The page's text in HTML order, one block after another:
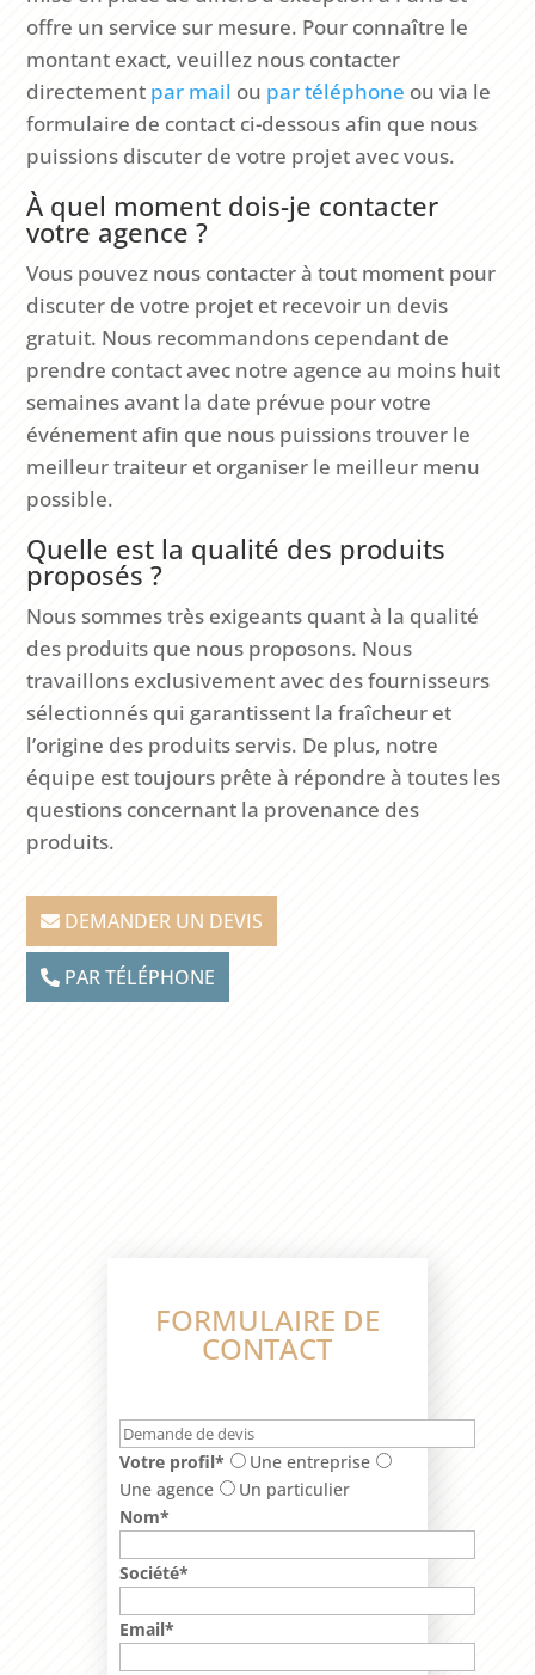
offre un service sur mesure. Pour connaître le
montant exact, veuillez nous contacter
directement par mail ou par téléphone ou via le
formulaire de contact ci-dessous afin que nous
puissions discuter de votre projet avec vous.
À quel moment dois-je contacter
votre agence ?
Vous pouvez nous contacter à tout moment pour
discuter de votre projet et recevoir un devis
gratuit. Nous recommandons cependant de
prendre contact avec notre agence au moins huit
semaines avant la date prévue pour votre
événement afin que nous puissions trouver le
meilleur traiteur et organiser le meilleur menu
possible.
Quelle est la qualité des produits
proposés ?
Nous sommes très exigeants quant à la qualité
des produits que nous proposons. Nous
travaillons exclusivement avec des fournisseurs
sélectionnés qui garantissent la fraîcheur et
l’origine des produits servis. De plus, notre
équipe est toujours prête à répondre à toutes les
questions concernant la provenance des
produits.
DEMANDER UN DEVIS
PAR TÉLÉPHONE
FORMULAIRE DE
CONTACT
Votre profil*
Une entreprise
Une agence
Un particulier
Nom*
Société*
Email*